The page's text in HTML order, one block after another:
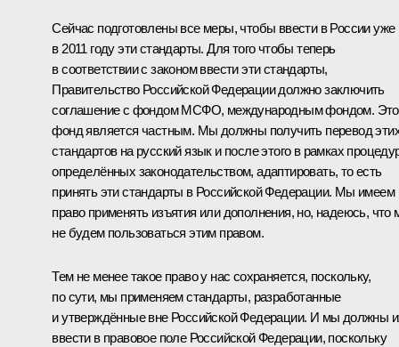
Сейчас подготовлены все меры, чтобы ввести в России уже
в 2011 году эти стандарты. Для того чтобы теперь
в соответствии с законом ввести эти стандарты,
Правительство Российской Федерации должно заключить
соглашение с фондом МСФО, международным фондом.
фонд является частным. Мы должны получить перевод
стандартов на русский язык и после этого в рамках
определённых законодательством, адаптировать, то есть
принять эти стандарты в Российской Федерации. Мы имеем
право применять изъятия или дополнения, но, надеюсь, что
не будем пользоваться этим правом.
Тем не менее такое право у нас сохраняется, поскольку,
по сути, мы применяем стандарты, разработанные
и утверждённые вне Российской Федерации. И мы должны
ввести в правовое поле Российской Федерации, поскольку